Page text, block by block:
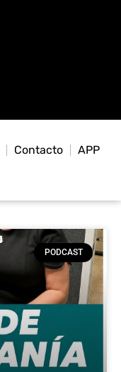
Contacto APP
PODCAST